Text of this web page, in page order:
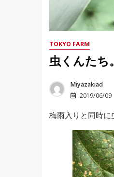
TOKYO FARM
虫くんたち
Miyazakiad
2019/06/09
梅雨入りと同時に